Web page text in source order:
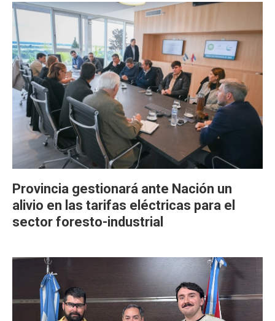
Provincia gestionará ante Nación un
alivio en las tarifas eléctricas para el
sector foresto-industrial